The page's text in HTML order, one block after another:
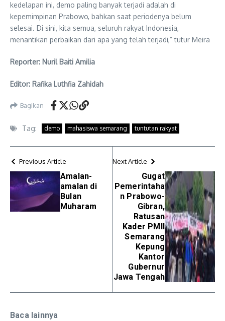
kedelapan ini, demo paling banyak terjadi adalah di
kepemimpinan Prabowo, bahkan saat periodenya belum
selesai. Di sini, kita semua, seluruh rakyat Indonesia,
menantikan perbaikan dari apa yang telah terjadi,” tutur Meira
Reporter: Nuril Baiti Amilia
Editor: Rafika Luthfia Zahidah
Bagikan
Tag: demo mahasiswa semarang tuntutan rakyat
Previous Article
Amalan-
amalan di
Bulan
Muharam
Next Article
Gugat
Pemerintaha
n Prabowo-
Gibran,
Ratusan
Kader PMII
Semarang
Kepung
Kantor
Gubernur
Jawa Tengah
Baca lainnya